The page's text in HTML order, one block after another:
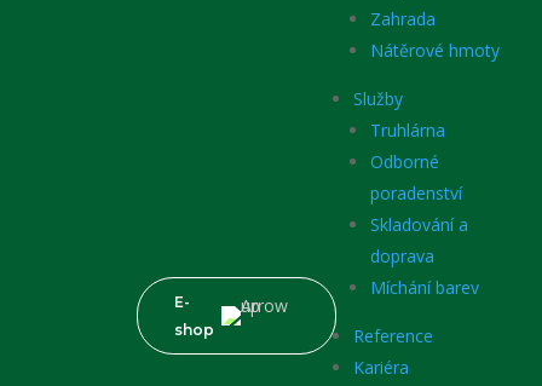
E-
shop
Zahrada
Nátěrové hmoty
Služby
Truhlárna
Odborné
poradenství
Skladování a
doprava
Míchání barev
Reference
Kariéra